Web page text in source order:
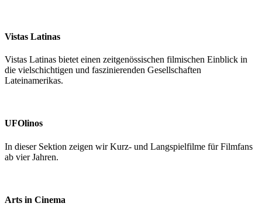
Vistas Latinas
Vistas Latinas bietet einen zeitgenössischen filmischen Einblick in
die vielschichtigen und faszinierenden Gesellschaften
Lateinamerikas.
UFOlinos
In dieser Sektion zeigen wir Kurz- und Langspielfilme für Filmfans
ab vier Jahren.
Arts in Cinema